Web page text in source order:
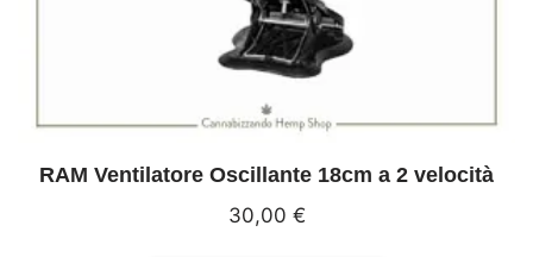
RAM Ventilatore Oscillante 18cm a 2 velocità
30,00 €